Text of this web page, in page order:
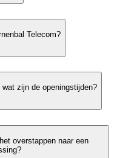
Telecom?
zijn de openingstijden?
overstappen naar een